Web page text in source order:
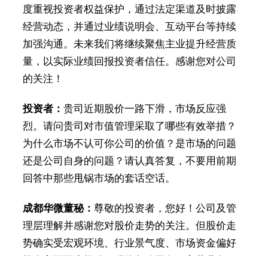
度重视投资者权益保护，通过法定渠道及时披露
经营动态，并通过业绩说明会、互动平台等持续
加强沟通。未来我们将继续聚焦主业提升经营质
量，以实际业绩回报投资者信任。感谢您对公司
的关注！
投资者： 贵司近期股价一路下滑，市场反应强
烈。请问贵司对市值管理采取了哪些有效举措？
为什么市场不认可你公司的价值？是市场的问题
还是公司自身的问题？请认真答复，不要用前期
回答中那些甩锅市场的套话空话。
成都华微董秘： 尊敬的投资者，您好！公司及管
理层理解并感谢您对股价走势的关注。但股价走
势确实受宏观环境、行业景气度、市场资金偏好